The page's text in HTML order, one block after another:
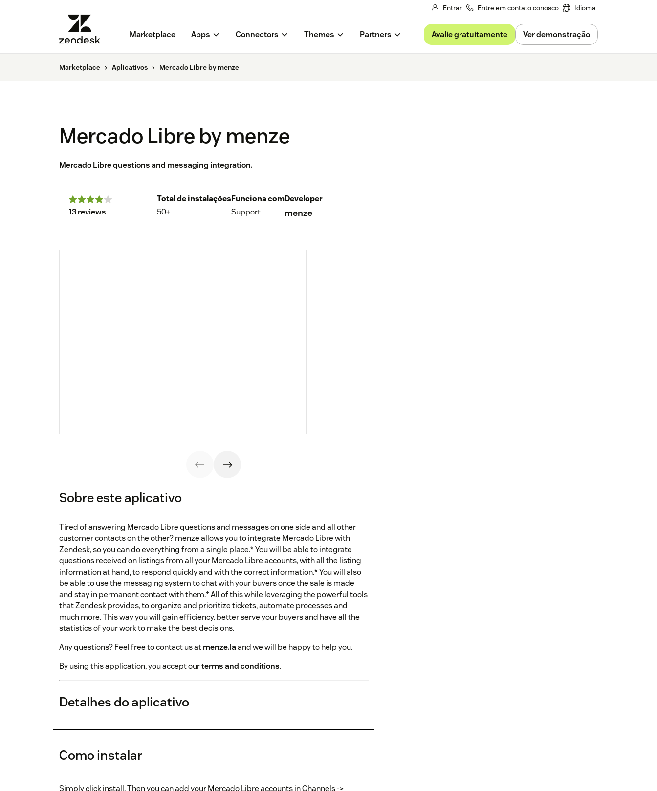
Entrar Entre em contato conosco Idioma
Marketplace Apps Connectors Themes Partners Avalie gratuitamente Ver demonstração
Marketplace Aplicativos Mercado Libre by menze
Mercado Libre by menze
Mercado Libre questions and messaging integration.
13 reviews
Total de instalações
50+
Funciona com
Support
Developer
menze
Sobre este aplicativo
Tired of answering Mercado Libre questions and messages on one side and all other
customer contacts on the other? menze allows you to integrate Mercado Libre with
Zendesk, so you can do everything from a single place.* You will be able to integrate
questions received on listings from all your Mercado Libre accounts, with all the listing
information at hand, to respond quickly and with the correct information.* You will also
be able to use the messaging system to chat with your buyers once the sale is made
and stay in permanent contact with them.* All of this while leveraging the powerful tools
that Zendesk provides, to organize and prioritize tickets, automate processes and
much more. This way you will gain efficiency, better serve your buyers and have all the
statistics of your work to make the best decisions.
Any questions? Feel free to contact us atmenze.laand we will be happy to help you.
By using this application, you accept ourterms and conditions.
Detalhes do aplicativo
Como instalar
Simply click install. Then you can add your Mercado Libre accounts in Channels ->